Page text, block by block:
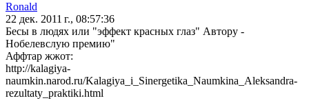
Ronald
22 дек. 2011 г., 08:57:36
Бесы в людях или "эффект красных глаз" Автору -
Нобелевслую премию"
Аффтар жжот:
http://kalagiya-
naumkin.narod.ru/Kalagiya_i_Sinergetika_Naumkina_Aleksandra-
rezultaty_praktiki.html